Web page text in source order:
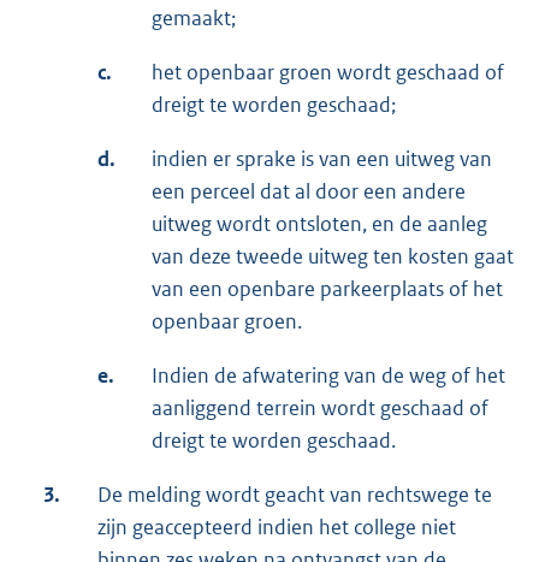
gemaakt;
c.
het openbaar groen wordt geschaad of
dreigt te worden geschaad;
d.
indien er sprake is van een uitweg van
een perceel dat al door een andere
uitweg wordt ontsloten, en de aanleg
van deze tweede uitweg ten kosten gaat
van een openbare parkeerplaats of het
openbaar groen.
e.
Indien de afwatering van de weg of het
aanliggend terrein wordt geschaad of
dreigt te worden geschaad.
3.
De melding wordt geacht van rechtswege te
zijn geaccepteerd indien het college niet